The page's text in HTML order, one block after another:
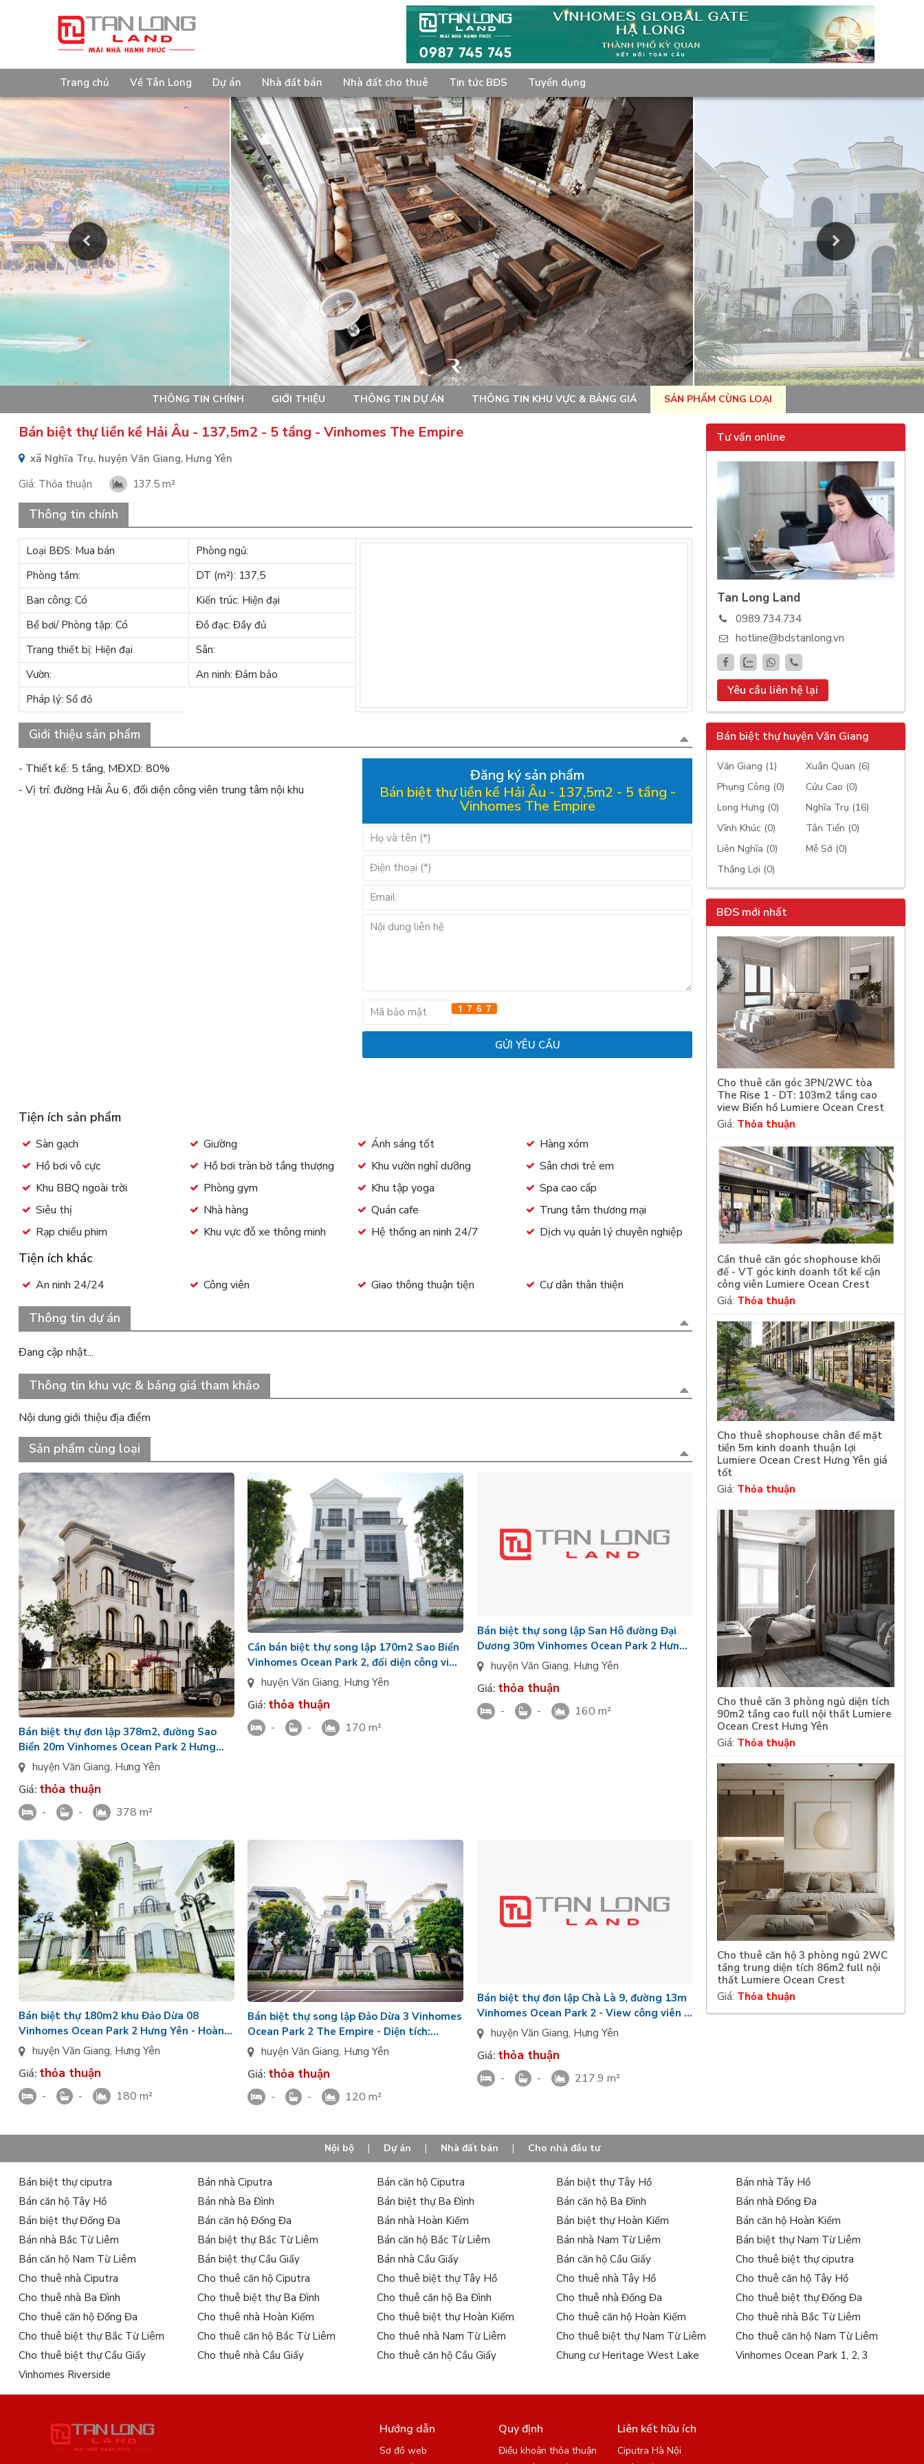
Trang chủ Về Tân Long Dự án Nhà đất bán Nhà đất cho thuê Tin tức BĐS Tuyển dụng
THÔNG TIN CHÍNH GIỚI THIỆU THÔNG TIN DỰ ÁN THÔNG TIN KHU VỰC & BẢNG GIÁ SẢN PHẨM CÙNG LOẠI
Bán biệt thự liền kề Hải Âu - 137,5m2 - 5 tầng - Vinhomes The Empire
xã Nghĩa Trụ, huyện Văn Giang, Hưng Yên
Giá: Thỏa thuận 137.5 m²
Thông tin chính
Loại BĐS: Mua bán
Phòng ngủ:
Phòng tắm:
DT (m²): 137,5
Ban công: Có
Kiến trúc: Hiện đại
Bể bơi/ Phòng tập: Có
Đồ đạc: Đầy đủ
Trang thiết bị: Hiện đại
Sân:
Vườn:
An ninh: Đảm bảo
Pháp lý: Sổ đỏ
Giới thiệu sản phẩm
- Thiết kế: 5 tầng, MĐXD: 80%
- Vị trí: đường Hải Âu 6, đối diện công viên trung tâm nội khu
Đăng ký sản phẩm
Bán biệt thự liền kề Hải Âu - 137,5m2 - 5 tầng -
Vinhomes The Empire
Tiện ích sản phẩm
Sàn gạch Giường Ánh sáng tốt
Hàng xóm
Hồ bơi vô cực
Hồ bơi tràn bờ tầng thượng Khu vườn nghỉ dưỡng
Sân chơi trẻ em
Khu BBQ ngoài trời
Phòng gym Khu tập yoga
Spa cao cấp
Siêu thị
Nhà hàng Quán cafe
Trung tâm thương mại
Rạp chiếu phim
Khu vực đỗ xe thông minh Hệ thống an ninh 24/7 Dịch vụ quản lý chuyên nghiệp
Tiện ích khác
An ninh 24/24 Công viên Giao thông thuận tiện Cư dân thân thiện
Thông tin dự án
Đang cập nhật...
Thông tin khu vực & bảng giá tham khảo
Nội dung giới thiệu địa điểm
Sản phẩm cùng loại
Bán biệt thự đơn lập 378m2, đường Sao
Biển 20m Vinhomes Ocean Park 2 Hưng
Yên - Đối diện công viên
huyện Văn Giang, Hưng Yên
Giá: thỏa thuận
- - 378 m²
Cần bán biệt thự song lập 170m2 Sao Biển
Vinhomes Ocean Park 2, đối diện công viên
Empire Park
huyện Văn Giang, Hưng Yên
Giá: thỏa thuận
- - 170 m²
Bán biệt thự song lập San Hô đường Đại
Dương 30m Vinhomes Ocean Park 2 Hưng
Yên - Diện tích: 160m2
huyện Văn Giang, Hưng Yên
Giá: thỏa thuận
- - 160 m²
Bán biệt thự 180m2 khu Đảo Dừa 08
Vinhomes Ocean Park 2 Hưng Yên - Hoàn
thiện sang trọng
huyện Văn Giang, Hưng Yên
Giá: thỏa thuận
- - 180 m²
Bán biệt thự song lập Đảo Dừa 3 Vinhomes
Ocean Park 2 The Empire - Diện tích:
120m2
huyện Văn Giang, Hưng Yên
Giá: thỏa thuận
- - 120 m²
Bán biệt thự đơn lập Chà Là 9, đường 13m
Vinhomes Ocean Park 2 - View công viên -
DT: 217,9m2
huyện Văn Giang, Hưng Yên
Giá: thỏa thuận
- - 217.9 m²
Tư vấn online
Tan Long Land
0989.734.734
hotline@bdstanlong.vn
Yêu cầu liên hệ lại
Bán biệt thự huyện Văn Giang
Văn Giang (1)
Xuân Quan (6)
Phụng Công (0)
Cửu Cao (0)
Long Hưng (0)
Nghĩa Trụ (16)
Vĩnh Khúc (0)
Tân Tiến (0)
Liên Nghĩa (0)
Mễ Sở (0)
Thắng Lợi (0)
BĐS mới nhất
Cho thuê căn góc 3PN/2WC tòa
The Rise 1 - DT: 103m2 tầng cao
view Biển hồ Lumiere Ocean Crest
Giá: Thỏa thuận
Cần thuê căn góc shophouse khối
đế - VT góc kinh doanh tốt kế cận
công viên Lumiere Ocean Crest
Giá: Thỏa thuận
Cho thuê shophouse chân đế mặt
tiền 5m kinh doanh thuận lợi
Lumiere Ocean Crest Hưng Yên giá
tốt
Giá: Thỏa thuận
Cho thuê căn 3 phòng ngủ diện tích
90m2 tầng cao full nội thất Lumiere
Ocean Crest Hưng Yên
Giá: Thỏa thuận
Cho thuê căn hộ 3 phòng ngủ 2WC
tầng trung diện tích 86m2 full nội
thất Lumiere Ocean Crest
Giá: Thỏa thuận
Nội bộ | Dự án | Nhà đất bán | Cho nhà đầu tư
Bán biệt thự ciputra Bán nhà Ciputra Bán căn hộ Ciputra Bán biệt thự Tây Hồ
Bán nhà Tây Hồ
Bán căn hộ Tây Hồ
Bán nhà Ba Đình Bán biệt thự Ba Đình Bán căn hộ Ba Đình
Bán nhà Đống Đa
Bán biệt thự Đống Đa
Bán căn hộ Đống Đa Bán nhà Hoàn Kiếm Bán biệt thự Hoàn Kiếm
Bán căn hộ Hoàn Kiếm
Bán nhà Bắc Từ Liêm
Bán biệt thự Bắc Từ Liêm Bán căn hộ Bắc Từ Liêm Bán nhà Nam Từ Liêm
Bán biệt thự Nam Từ Liêm
Bán căn hộ Nam Từ Liêm
Bán biệt thự Cầu Giấy Bán nhà Cầu Giấy Bán căn hộ Cầu Giấy
Cho thuê biệt thự ciputra
Cho thuê nhà Ciputra
Cho thuê căn hộ Ciputra Cho thuê biệt thự Tây Hồ Cho thuê nhà Tây Hồ
Cho thuê căn hộ Tây Hồ
Cho thuê nhà Ba Đình
Cho thuê biệt thự Ba Đình Cho thuê căn hộ Ba Đình Cho thuê nhà Đống Đa
Cho thuê biệt thự Đống Đa
Cho thuê căn hộ Đống Đa
Cho thuê nhà Hoàn Kiếm Cho thuê biệt thự Hoàn Kiếm Cho thuê căn hộ Hoàn Kiếm
Cho thuê nhà Bắc Từ Liêm
Cho thuê biệt thự Bắc Từ Liêm
Cho thuê căn hộ Bắc Từ Liêm Cho thuê nhà Nam Từ Liêm Cho thuê biệt thự Nam Từ Liêm
Cho thuê căn hộ Nam Từ Liêm
Cho thuê biệt thự Cầu Giấy
Cho thuê nhà Cầu Giấy Cho thuê căn hộ Cầu Giấy Chung cư Heritage West Lake
Vinhomes Ocean Park 1, 2, 3
Vinhomes Riverside
Hướng dẫn
Sơ đồ web
Quy định
Điều khoản thỏa thuận
Liên kết hữu ích
Ciputra Hà Nội